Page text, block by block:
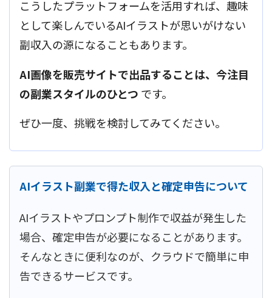
こうしたプラットフォームを活用すれば、趣味
として楽しんでいるAIイラストが思いがけない
副収入の源になることもあります。
AI画像を販売サイトで出品することは、今注目
の副業スタイルのひとつ です。
ぜひ一度、挑戦を検討してみてください。
AIイラスト副業で得た収入と確定申告について
AIイラストやプロンプト制作で収益が発生した
場合、確定申告が必要になることがあります。
そんなときに便利なのが、クラウドで簡単に申
告できるサービスです。